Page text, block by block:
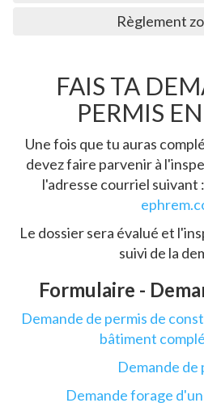
Règlement
FAIS TA
PERMIS
Une fois que tu auras
devez faire parvenir à
l'adresse courriel suivant :
Le dossier sera évalué et
suivi de la
Formulaire -
Demande de permis de
bâtiment
Demande de
Demande forage